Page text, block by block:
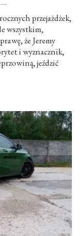
przejażdżek,
wszystkim,
że Jeremy
i wyznacznik,
jeździć
mnie żaden, że